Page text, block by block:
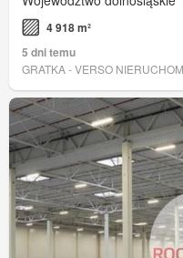
4 918 m²
5 dni temu
GRATKA - VERSO